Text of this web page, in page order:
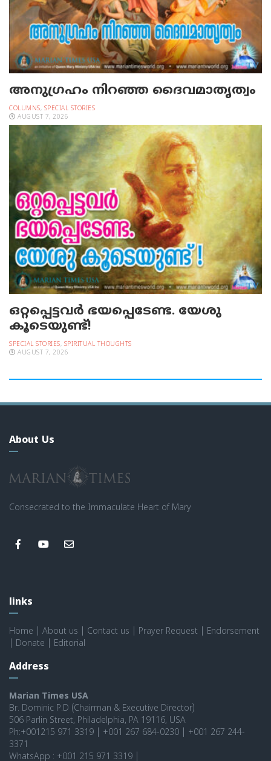
അനുഗ്രഹം നിറഞ്ഞ ദൈവമാതൃത്വം
COLUMNS, SPECIAL STORIES
AUGUST 7, 2026
ഒറ്റപ്പെട്ടവര്‍ ഭയപ്പെടേണ്ട. യേശു
കൂടെയുണ്ട്!
SPECIAL STORIES, SPIRITUAL THOUGHTS
AUGUST 7, 2026
About Us
Consecrated to the Immaculate Heart of Mary
links
Home About us Contact us Prayer Request
Endorsement
Donate Editorial
Address
Marian Times USA
Br. Dominic P.D (Chairman & Executive Director)
506 Parlin Street, Philadelphia, PA 19116, USA
Ph:+001215 971 3319 | +001 267 684-0230 | +001 267 244-
3371
WhatsApp : +001 215 971 3319 |